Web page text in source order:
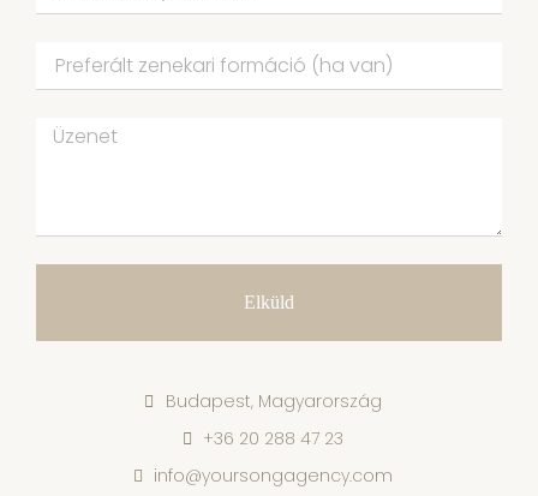
Elküld
Budapest, Magyarország
+36 20 288 47 23
info@yoursongagency.com